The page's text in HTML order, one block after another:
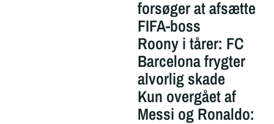
forsøger at afsætte
FIFA-boss
Roony i tårer: FC
Barcelona frygter
alvorlig skade
Kun overgået af
Messi og Ronaldo: